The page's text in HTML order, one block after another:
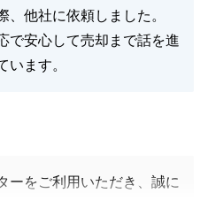
他社に依頼しました。
で安心して売却まで話を進
います。
ーをご利用いただき、誠に